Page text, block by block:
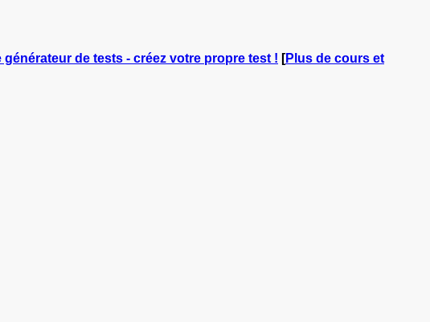
générateur de tests - créez votre propre test ! [Plus de cours et